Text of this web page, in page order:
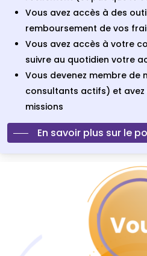
Vous avez accès à des
remboursement de vos
Vous avez accès à votre
suivre au quotidien votre
Vous devenez membre de
consultants actifs) et
missions
En savoir plus sur le